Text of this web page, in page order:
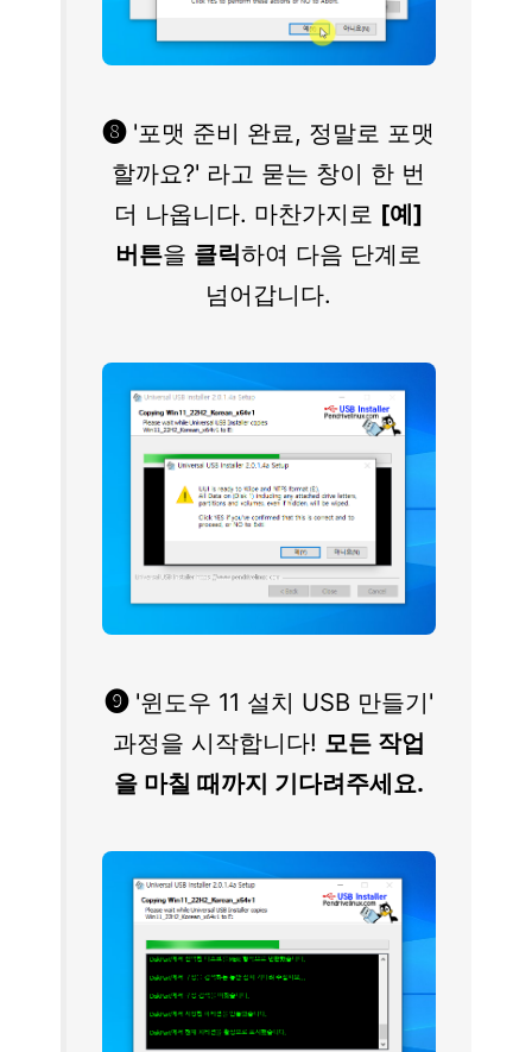
❽'포맷 준비 완료, 정말로 포맷
할까요?' 라고 묻는 창이 한 번
더 나옵니다. 마찬가지로 [예]
버튼을 클릭하여 다음 단계로
넘어갑니다.
❾'윈도우 11 설치 USB 만들기'
과정을 시작합니다! 모든 작업
을 마칠 때까지 기다려주세요.